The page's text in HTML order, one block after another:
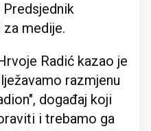
medije.
Radić kazao je
razmjenu
događaj koji
i trebamo ga